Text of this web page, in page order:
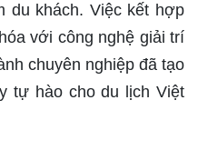
du khách. Việc kết hợp
với công nghệ giải trí
chuyên nghiệp đã tạo
tự hào cho du lịch Việt